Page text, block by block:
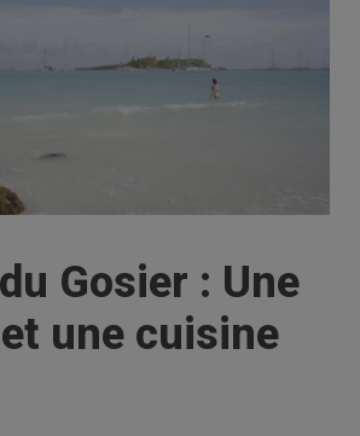
Gosier : Une
une cuisine